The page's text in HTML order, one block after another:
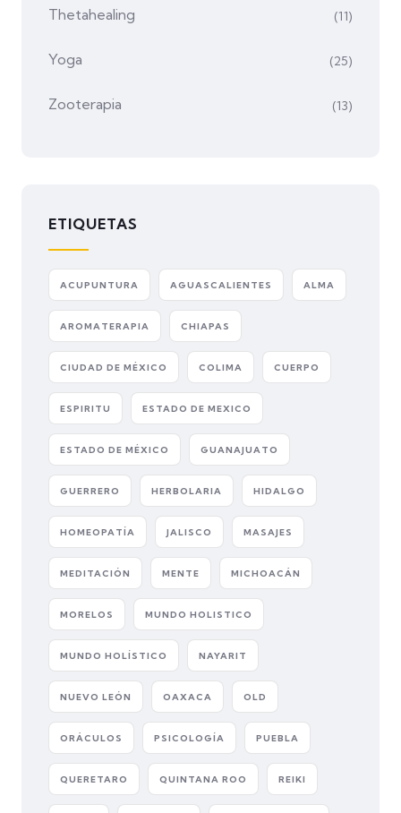
Thetahealing (11)
Yoga (25)
Zooterapia (13)
ETIQUETAS
ACUPUNTURA AGUASCALIENTES ALMA
AROMATERAPIA CHIAPAS
CIUDAD DE MÉXICO COLIMA CUERPO
ESPIRITU ESTADO DE MEXICO
ESTADO DE MÉXICO GUANAJUATO
GUERRERO HERBOLARIA HIDALGO
HOMEOPATÍA JALISCO MASAJES
MEDITACIÓN MENTE MICHOACÁN
MORELOS MUNDO HOLISTICO
MUNDO HOLÍSTICO NAYARIT
NUEVO LEÓN OAXACA OLD
ORÁCULOS PSICOLOGÍA PUEBLA
QUERETARO QUINTANA ROO REIKI